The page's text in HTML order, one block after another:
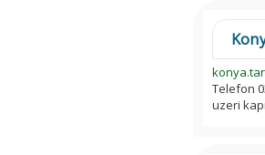
Telefon
uzeri